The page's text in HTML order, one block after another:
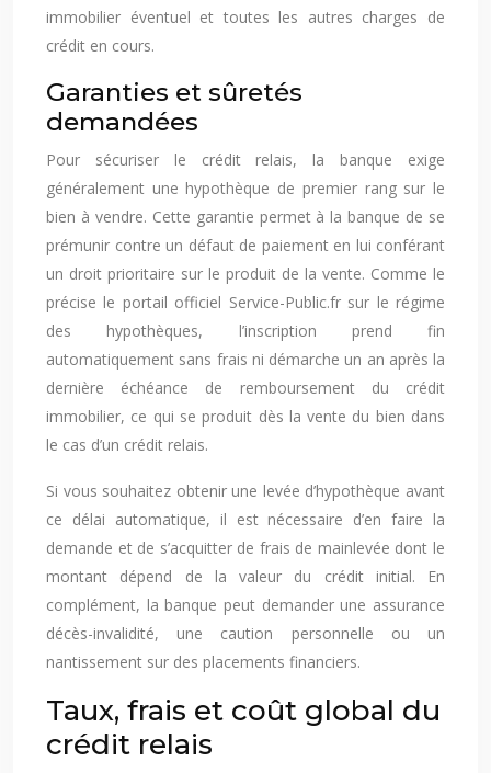
immobilier éventuel et toutes les autres charges de
crédit en cours.
Garanties et sûretés
demandées
Pour sécuriser le crédit relais, la banque exige
généralement une hypothèque de premier rang sur le
bien à vendre. Cette garantie permet à la banque de se
prémunir contre un défaut de paiement en lui conférant
un droit prioritaire sur le produit de la vente. Comme le
précise le portail officiel Service-Public.fr sur le régime
des hypothèques, l’inscription prend fin
automatiquement sans frais ni démarche un an après la
dernière échéance de remboursement du crédit
immobilier, ce qui se produit dès la vente du bien dans
le cas d’un crédit relais.
Si vous souhaitez obtenir une levée d’hypothèque avant
ce délai automatique, il est nécessaire d’en faire la
demande et de s’acquitter de frais de mainlevée dont le
montant dépend de la valeur du crédit initial. En
complément, la banque peut demander une assurance
décès-invalidité, une caution personnelle ou un
nantissement sur des placements financiers.
Taux, frais et coût global du
crédit relais